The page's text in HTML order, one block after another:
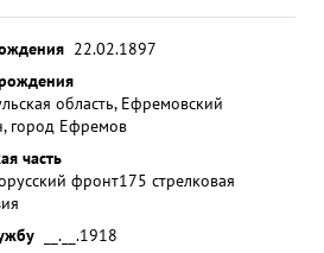
22.02.1897
область, Ефремовский
город Ефремов
часть
фронт175 стрелковая
__.__.1918